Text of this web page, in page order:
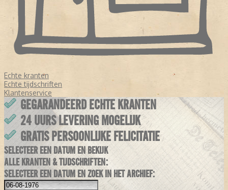
Echte kranten
Echte tijdschriften
Klantenservice
GEGARANDEERD ECHTE KRANTEN
24 UURS LEVERING MOGELIJK
GRATIS PERSOONLIJKE FELICITATIE
SELECTEER EEN DATUM EN BEKIJK
ALLE KRANTEN & TIJDSCHRIFTEN:
SELECTEER EEN DATUM EN ZOEK IN HET ARCHIEF: